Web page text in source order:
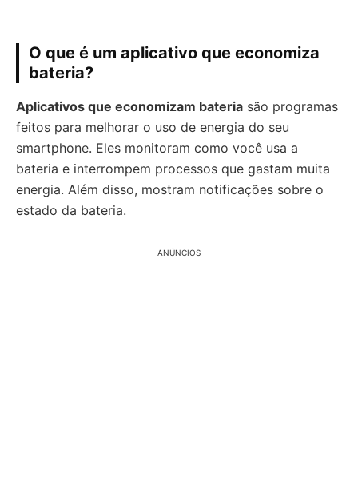
O que é um aplicativo que economiza
bateria?
Aplicativos que economizam bateria são programas
feitos para melhorar o uso de energia do seu
smartphone. Eles monitoram como você usa a
bateria e interrompem processos que gastam muita
energia. Além disso, mostram notificações sobre o
estado da bateria.
ANÚNCIOS